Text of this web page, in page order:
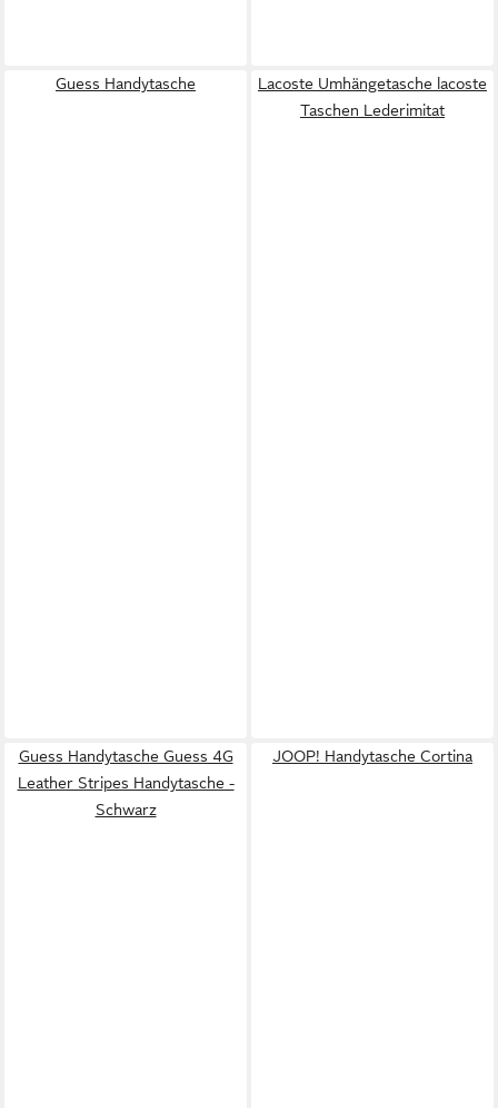
Guess Handytasche
Lacoste Umhängetasche lacoste
Taschen Lederimitat
Guess Handytasche Guess 4G
Leather Stripes Handytasche -
Schwarz
JOOP! Handytasche Cortina